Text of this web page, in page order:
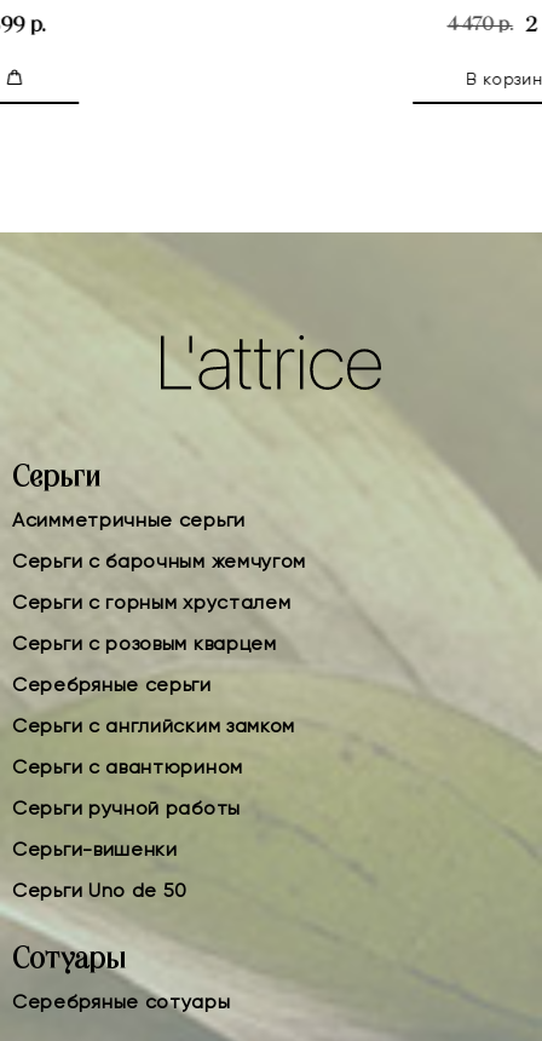
Серьги
Асимметричные серьги
Серьги с барочным жемчугом
Серьги с горным хрусталем
Серьги с розовым кварцем
Серебряные серьги
Серьги с английским замком
Серьги с авантюрином
Серьги ручной работы
Серьги-вишенки
Серьги Uno de 50
Сотуары
Серебряные сотуары